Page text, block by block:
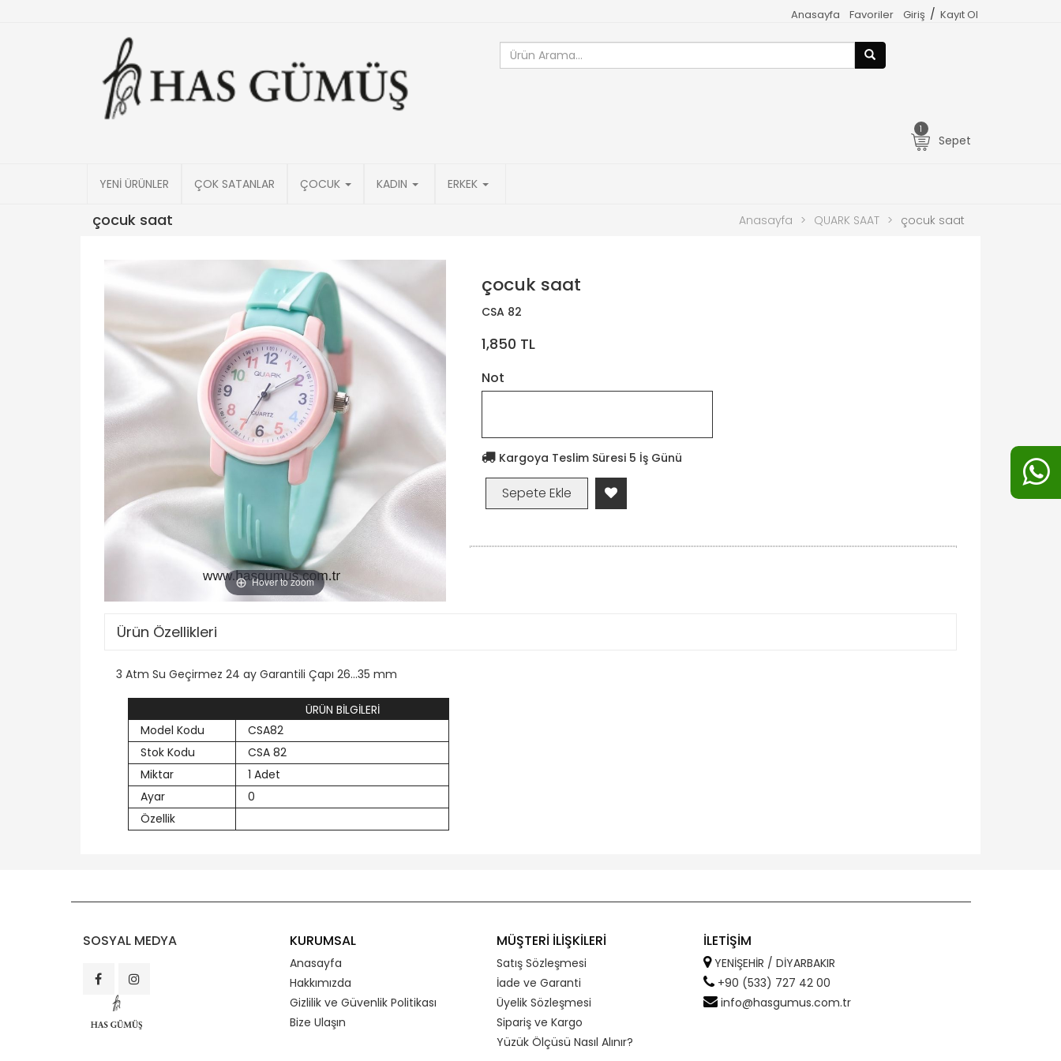
Giriş / Kayıt Ol
Favoriler
Anasayfa
1
Sepet
YENİ ÜRÜNLER ÇOK SATANLAR ÇOCUK KADIN ERKEK
çocuk saat Anasayfa > QUARK SAAT > çocuk saat
Hover to zoom
çocuk saat
CSA 82
1,850 TL
Not
Kargoya Teslim Süresi 5 İş Günü
Ürün Özellikleri
3 Atm Su Geçirmez 24 ay Garantili Çapı 26...35 mm
ÜRÜN BİLGİLERİ
Model Kodu
CSA82
Stok Kodu
CSA 82
Miktar
1 Adet
Ayar
0
Özellik
SOSYAL MEDYA KURUMSAL
Anasayfa
Hakkımızda
Gizlilik ve Güvenlik Politikası
Bize Ulaşın
MÜŞTERİ İLİŞKİLERİ
Satış Sözleşmesi
İade ve Garanti
Üyelik Sözleşmesi
Sipariş ve Kargo
Yüzük Ölçüsü Nasıl Alınır?
İLETİŞİM
YENİŞEHİR / DİYARBAKIR
+90 (533) 727 42 00
info@hasgumus.com.tr